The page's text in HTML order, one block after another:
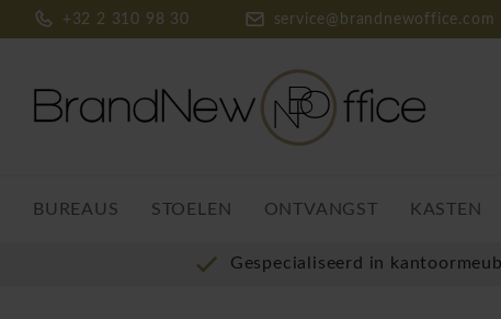
+32 2 310 98 30 service@brandnewoffice.com
BUREAUS STOELEN ONTVANGST KASTEN
Gespecialiseerd in